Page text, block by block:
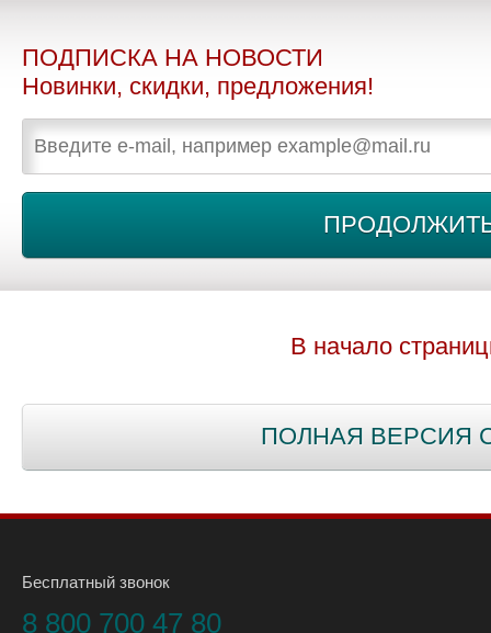
ПОДПИСКА НА НОВОСТИ
Новинки, скидки, предложения!
В начало
ПОЛНАЯ ВЕРСИЯ
Бесплатный звонок
8 800 700 47 80